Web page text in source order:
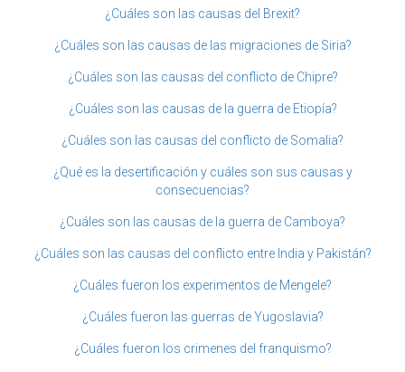
¿Cuáles son las causas del Brexit?
¿Cuáles son las causas de las migraciones de Siria?
¿Cuáles son las causas del conflicto de Chipre?
¿Cuáles son las causas de la guerra de Etiopía?
¿Cuáles son las causas del conflicto de Somalia?
¿Qué es la desertificación y cuáles son sus causas y
consecuencias?
¿Cuáles son las causas de la guerra de Camboya?
¿Cuáles son las causas del conflicto entre India y Pakistán?
¿Cuáles fueron los experimentos de Mengele?
¿Cuáles fueron las guerras de Yugoslavia?
¿Cuáles fueron los crimenes del franquismo?